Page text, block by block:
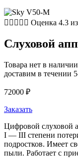
     Оценка 4.3
Слуховой
Товара нет в
доставим в течении
72000 ₽
Заказать
Цифровой слуховой
I — III степени
подростков. Имеет
пыли. Работает с